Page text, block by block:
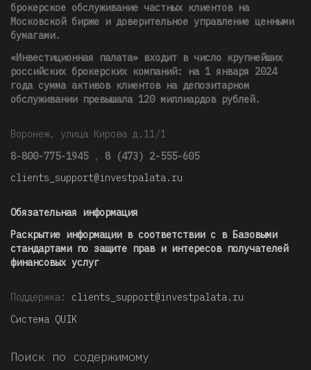
брокерское обслуживание частных клиентов на
Московской бирже и доверительное управление ценными
бумагами.
«Инвестиционная палата» входит в число крупнейших
российских брокерских компаний: на 1 января 2024
года сумма активов клиентов на депозитарном
обслуживании превышала 120 миллиардов рублей.
Воронеж, улица Кирова д.11/1
8-800-775-1945 , 8 (473) 2-555-605
clients_support@investpalata.ru
Обязательная информация
Раскрытие информации в соответствии с в Базовыми
стандартами по защите прав и интересов получателей
финансовых услуг
Поддержка: clients_support@investpalata.ru
Система QUIK
Поиск по содержимому